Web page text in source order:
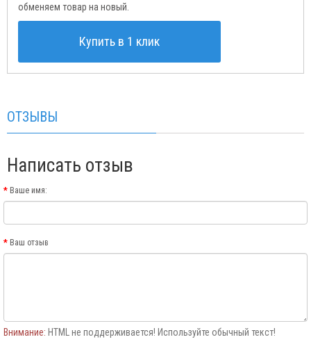
обменяем товар на новый.
Купить в 1 клик
ОТЗЫВЫ
Написать отзыв
Ваше имя:
Ваш отзыв
Внимание: HTML не поддерживается! Используйте обычный текст!